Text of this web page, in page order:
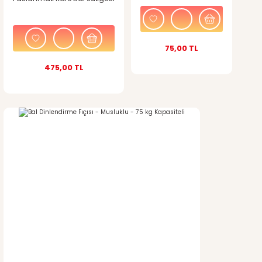
Bu ürüne benzer farklı alternatifler olmalı.
475,00 TL
75,00 TL